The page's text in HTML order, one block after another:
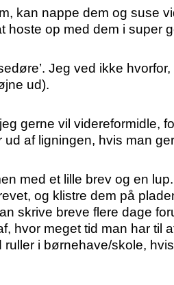
kan nappe dem og suse
hoste op med dem i super
Jeg ved ikke
ud).
gerne vil videreformidle,
af ligningen, hvis man
med et lille brev og en
og klistre dem på
skrive breve flere dage
hvor meget tid man har til
i børnehave/skole,